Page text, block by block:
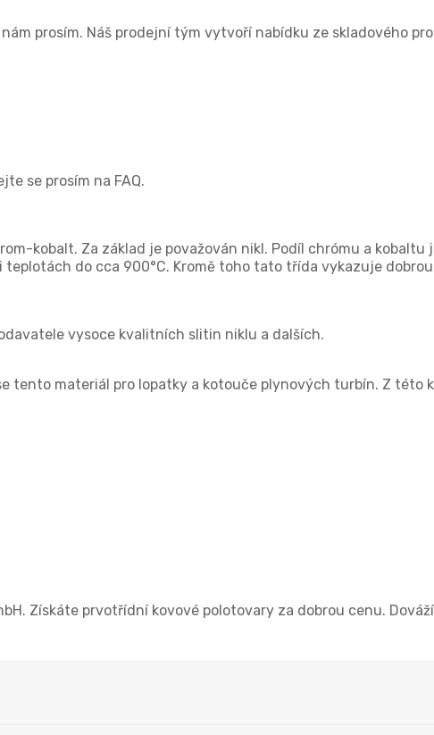
prosím. Náš prodejní tým vytvoří nabídku ze skladového
se prosím na FAQ.
kobalt. Za základ je považován nikl. Podíl chrómu a kobaltu
do cca 900°C. Kromě toho tato třída vykazuje
vysoce kvalitních slitin niklu a dalších.
tento materiál pro lopatky a kotouče plynových turbín. Z této
Získáte prvotřídní kovové polotovary za dobrou cenu.